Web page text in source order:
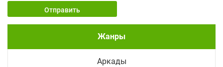
Отправить
Жанры
Аркады